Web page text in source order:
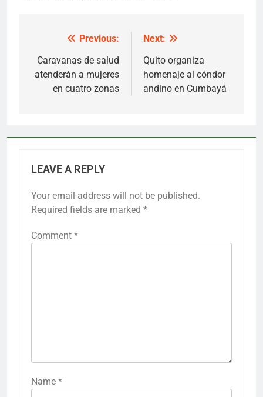
navigation
Previous:
Caravanas de salud
atenderán a mujeres
en cuatro zonas
Next:
Quito organiza
homenaje al cóndor
andino en Cumbayá
LEAVE A REPLY
Your email address will not be published.
Required fields are marked *
Comment *
Name *